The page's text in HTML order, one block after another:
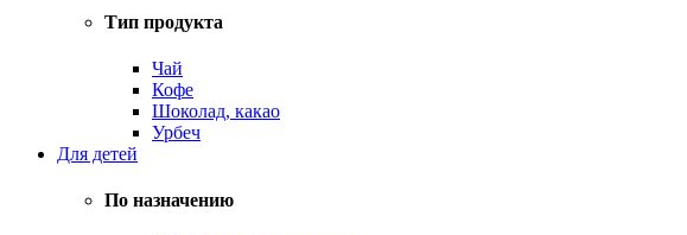
Тип продукта
Чай
Кофе
Шоколад, какао
Урбеч
Для детей
По назначению